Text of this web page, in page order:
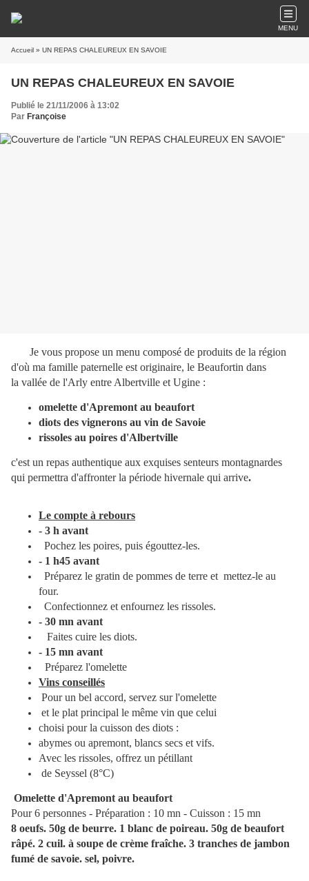
MENU
Accueil » UN REPAS CHALEUREUX EN SAVOIE
UN REPAS CHALEUREUX EN SAVOIE
Publié le 21/11/2006 à 13:02
Par Françoise
Je vous propose un menu composé de produits de la région
d'où ma famille paternelle est originaire, le Beaufortin dans
la vallée de l'Arly entre Albertville et Ugine :
omelette d'Apremont au beaufort
diots des vignerons au vin de Savoie
rissoles au poires d'Albertville
c'est un repas authentique aux exquises senteurs montagnardes
qui permettra d'affronter la période hivernale qui arrive.
Le compte à rebours
- 3 h avant
Pochez les poires, puis égouttez-les.
- 1 h45 avant
Préparez le gratin de pommes de terre et mettez-le au
four.
Confectionnez et enfournez les rissoles.
- 30 mn avant
Faites cuire les diots.
- 15 mn avant
Préparez l'omelette
Vins conseillés
Pour un bel accord, servez sur l'omelette
et le plat principal le même vin que celui
choisi pour la cuisson des diots :
abymes ou apremont, blancs secs et vifs.
Avec les rissoles, offrez un pétillant
de Seyssel (8°C)
Omelette d'Apremont au beaufort
Pour 6 personnes - Préparation : 10 mn - Cuisson : 15 mn
8 oeufs. 50g de beurre. 1 blanc de poireau. 50g de beaufort
râpé. 2 cuil. à soupe de crème fraîche. 3 tranches de jambon
fumé de savoie. sel, poivre.